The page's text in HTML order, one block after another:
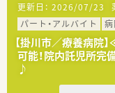
≪お仕事内容に
■外来調剤はほ
■入院調剤に
ていただきます
■服薬指導につ
■注射薬につい
更新日： 2026/07/23
パート・アルバイト
病
【掛川市／療養病
可能！院内託児所完
♪